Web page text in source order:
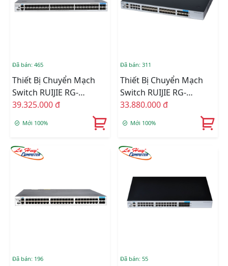
Đã bán: 465
Thiết Bị Chuyển Mạch
Switch RUIJIE RG-
S5750C-48SFP4XS-H 48-
10GE SFP+
39.325.000 đ
Mới 100%
Đã bán: 311
Thiết Bị Chuyển Mạch
Switch RUIJIE RG-
S5750C-28SFP4XS-H 28-
Combo GE RJ45 SFP+
33.880.000 đ
Mới 100%
Đã bán: 196 Đã bán: 55